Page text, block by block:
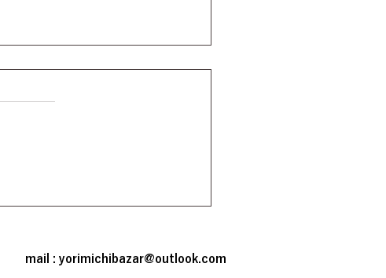
和佐シネマ始動！「カルロ
最も奇妙な成功者」
mail : yorimichibazar@outlook.com